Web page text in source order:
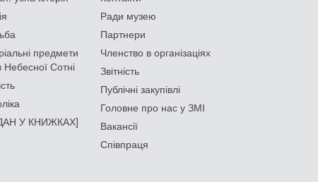
предмети
Небесної Сотні
У КНИЖКАХ]
Ради музею
Партнери
Членство в організаціях
Звітність
Публічні закупівлі
Головне про нас у ЗМІ
Вакансії
Співпраця